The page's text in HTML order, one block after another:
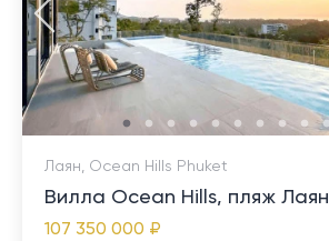
Лаян, Ocean Hills Phuket
Вилла Ocean Hills, пляж Лаян
107 350 000 ₽